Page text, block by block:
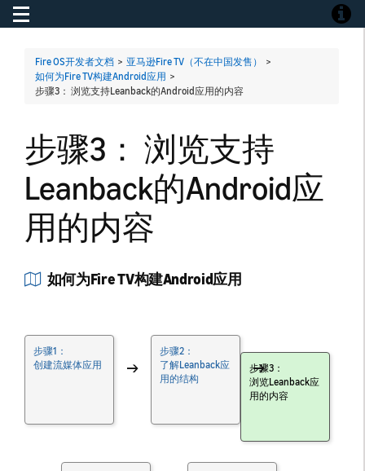
Toggle navigation
Fire OS开发者文档 > 亚马逊Fire TV（不在中国发售）
>
如何为Fire TV构建Android应用 >
步骤3： 浏览支持Leanback的Android应用的内容
步骤3： 浏览支持
Leanback的Android应
用的内容
如何为Fire TV构建Android应用
步骤1：
创建流媒体应用
→
步骤2：
了解Leanback应
用的结构
→
步骤3：
浏览Leanback应
用的内容